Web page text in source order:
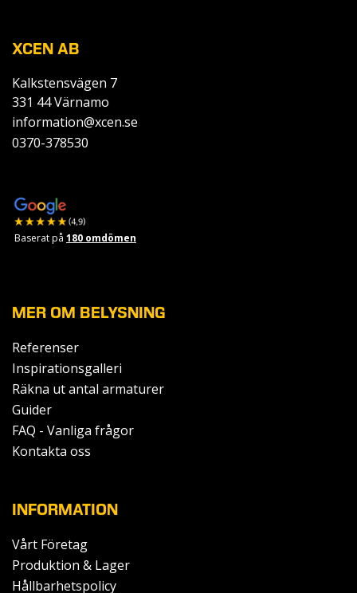
XCEN AB
Kalkstensvägen 7
331 44 Värnamo
information@xcen.se
0370-378530
Baserat på 180 omdömen
MER OM BELYSNING
Referenser
Inspirationsgalleri
Räkna ut antal armaturer
Guider
FAQ - Vanliga frågor
Kontakta oss
INFORMATION
Vårt Företag
Produktion & Lager
Hållbarhetspolicy